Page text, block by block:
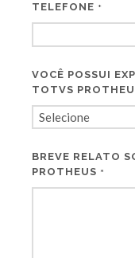
TELEFONE *
VOCÊ POSSUI
TOTVS
BREVE RELATO
PROTHEUS *